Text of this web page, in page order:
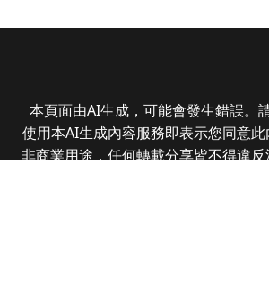
本頁面由AI生成，可能會發生錯誤。
使用本AI生成內容服務即表示您同意
非商業用途，任何轉載分享皆不得違